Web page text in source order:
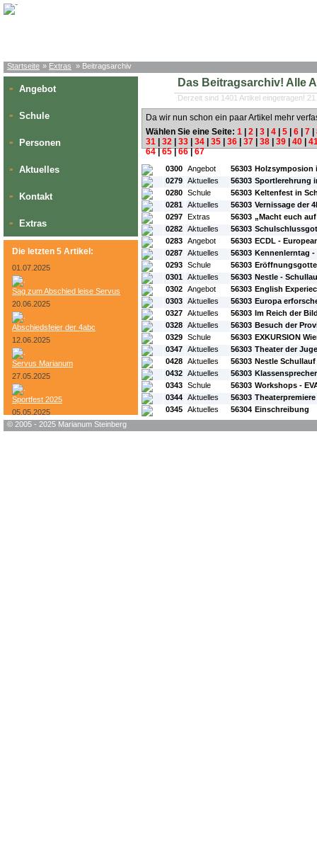
Startseite » Extras » Beitragsarchiv
» Angebot
» Schule
» Personen
» Aktuelles
» Kontakt
» Extras
Die letzten 5 Artikel:
01.07.2025
Sag zum Abschied leise Servus
20.06.2025
Abschiedsfeier der 4abc
12.06.2025
Servus Marianum
27.05.2025
Sportfest 2025
05.05.2025
Das Beitragsarchiv! Alle
Derzeit sind 1401 Artikel eingetragen!
Da wir nun schon ein paar Artikel mehr
Wählen Sie eine Seite: 1 2 3 4 5 6 7
31
32 33 34 35 36 37 38 39 40
64|65|66|67
#L: #ID: #Rubrik:
0300 Angebot 56303 Holzsymposion
0279 Aktuelles 56303 Sportlerehrung
0280 Schule 56303 Keltenfest in
0281 Aktuelles 56303 Vernissage der
0297 Extras 56303 „Macht euch
0282 Aktuelles 56303
0283 Angebot 56303 ECDL -
0287 Aktuelles 56303 Kennenlerntag -
0293 Schule 56303
0301 Aktuelles 56303 Nestle -
0302 Angebot 56303 English
0303 Aktuelles 56303 Europa
0327 Aktuelles 56303 Im Reich der
0328 Aktuelles 56303 Besuch der
0329 Schule 56303 EXKURSION
0347 Aktuelles 56303 Theater der
0428 Aktuelles 56303 Nestle Schullauf
0432 Aktuelles 56303
0343 Schule 56303 Workshops -
0344 Aktuelles 56303 Theaterpremiere
0345 Aktuelles 56304 Einschreibung
© 2005 - 2025 Marianum Steinberg